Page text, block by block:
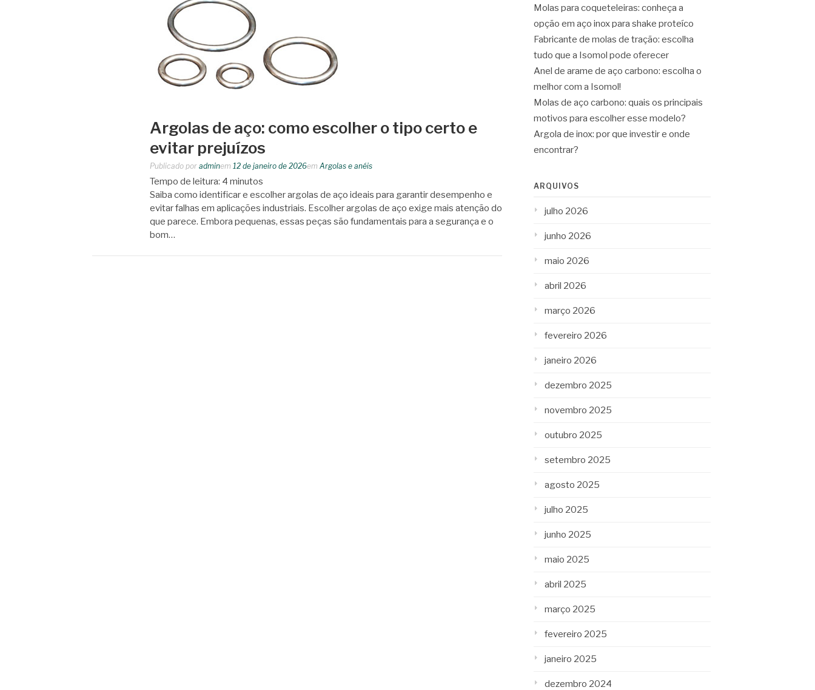
Argolas de aço: como escolher o tipo certo e
evitar prejuízos
Publicado por adminem 12 de janeiro de 2026em Argolas e anéis
Tempo de leitura: 4 minutos
Saiba como identificar e escolher argolas de aço ideais para garantir desempenho e
evitar falhas em aplicações industriais. Escolher argolas de aço exige mais atenção do
que parece. Embora pequenas, essas peças são fundamentais para a segurança e o
bom…
Molas para coqueteleiras: conheça a
opção em aço inox para shake proteíco
Fabricante de molas de tração: escolha
tudo que a Isomol pode oferecer
Anel de arame de aço carbono: escolha o
melhor com a Isomol!
Molas de aço carbono: quais os principais
motivos para escolher esse modelo?
Argola de inox: por que investir e onde
encontrar?
ARQUIVOS
julho 2026
junho 2026
maio 2026
abril 2026
março 2026
fevereiro 2026
janeiro 2026
dezembro 2025
novembro 2025
outubro 2025
setembro 2025
agosto 2025
julho 2025
junho 2025
maio 2025
abril 2025
março 2025
fevereiro 2025
janeiro 2025
dezembro 2024